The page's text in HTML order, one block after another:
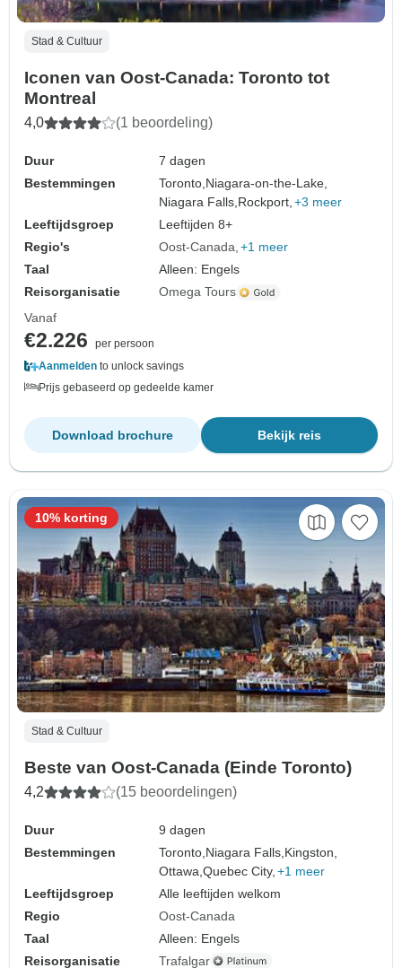
Stad & Cultuur
Iconen van Oost-Canada: Toronto tot
Montreal
4,0 (1 beoordeling)
Duur
7 dagen
Bestemmingen
Toronto,Niagara-on-the-Lake,
Niagara Falls,Rockport, +3 meer
Leeftijdsgroep
Leeftijden 8+
Regio's
Oost-Canada +1 meer
Taal
Alleen: Engels
Reisorganisatie
Omega Tours
Vanaf
€2.226
per persoon
Aanmelden to unlock savings
Prijs gebaseerd op gedeelde kamer
Bekijk reis
Download brochure
Stad & Cultuur
Beste van Oost-Canada (Einde Toronto)
4,2 (15 beoordelingen)
Duur
9 dagen
Bestemmingen
Toronto, Niagara Falls, Kingston,
Ottawa,Quebec City, +1 meer
Leeftijdsgroep
Alle leeftijden welkom
Regio
Oost-Canada
Taal
Alleen: Engels
Reisorganisatie
Trafalgar
10% korting